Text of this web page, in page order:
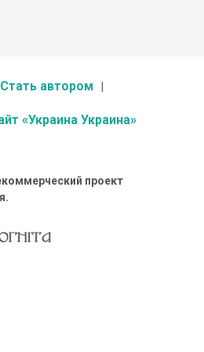
Стать автором
«Украина Украина»
проект